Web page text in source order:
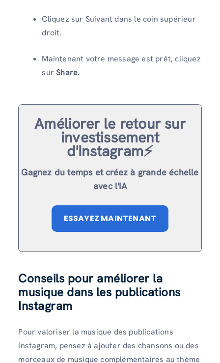
Cliquez sur Suivant dans le coin supérieur
droit.
Maintenant votre message est prêt, cliquez
sur Share.
Améliorer le retour sur
investissement
d'Instagram⚡️
Gagnez du temps et créez à grande échelle
avec l'IA
ESSAYEZ MAINTENANT
Conseils pour améliorer la
musique dans les publications
Instagram
Pour valoriser la musique des publications
Instagram, pensez à ajouter des chansons ou des
morceaux de musique complémentaires au thème